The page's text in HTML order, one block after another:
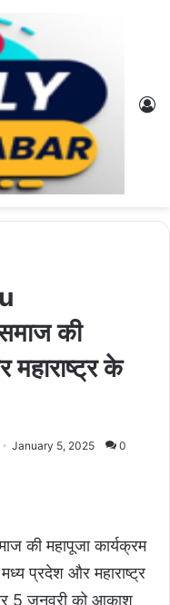
की
के
January 5, 2025 0
की महापूजा कार्यक्रम
प्रदेश और महाराष्ट्र
5 जनवरी को आकाश